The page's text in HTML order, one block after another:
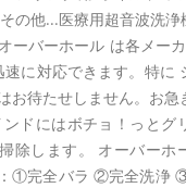
の他...医療用超音波洗浄
ーバーホール は各メー
速に対応できます。特に
お待たせしません。お
ドにはボチョ！っとグ
除します。 オーバーホ
①完全バラ ②完全洗浄